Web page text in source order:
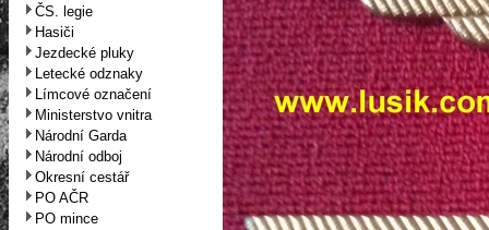
ČS. legie
Hasiči
Jezdecké pluky
Letecké odznaky
Límcové označení
Ministerstvo vnitra
Národní Garda
Národní odboj
Okresní cestář
PO AČR
PO mince